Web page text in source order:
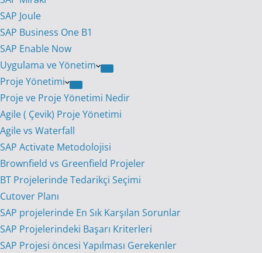
SAP Joule
SAP Business One B1
SAP Enable Now
Uygulama ve Yönetim
Proje Yönetimi
Proje ve Proje Yönetimi Nedir
Agile ( Çevik) Proje Yönetimi
Agile vs Waterfall
SAP Activate Metodolojisi
Brownfield vs Greenfield Projeler
BT Projelerinde Tedarikçi Seçimi
Cutover Planı
SAP projelerinde En Sık Karşılan Sorunlar
SAP Projelerindeki Başarı Kriterleri
SAP Projesi öncesi Yapılması Gerekenler